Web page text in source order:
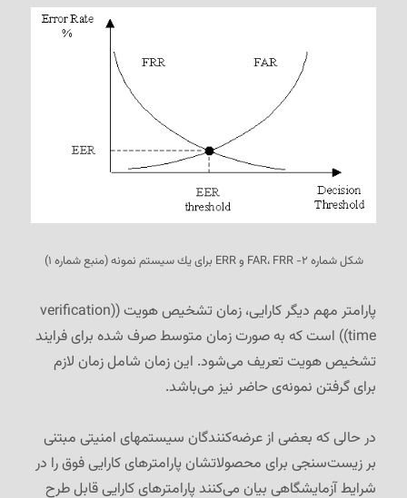
شكل شماره ۲- FAR، FRR و ERR برای یك سیستم نمونه (منبع شماره ۱)
پارامتر مهم دیگر کارایی، زمان تشخیص هویت ((verification
time)) است که به صورت زمان متوسط صرف شده برای فرایند
تشخیص هویت تعریف می‌شود. این زمان شامل زمان لازم
برای گرفتن نمونه‌ی حاضر نیز می‌باشد.
در حالی که بعضی از عرضه‌کنندگان سیستمهای امنیتی مبتنی
بر زیست‌سنجی برای محصولاتشان پارامترهای کارایی فوق را در
شرایط آزمایشگاهی بیان می‌کنند پارامترهای کارایی قابل طرح